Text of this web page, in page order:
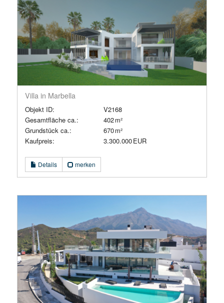
Villa in Marbella
Objekt ID:
V2168
Gesamtfläche ca.:
402 m²
Grund­stück ca.:
670 m²
Kaufpreis:
3.300.000 EUR
Details merken